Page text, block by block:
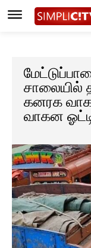
சாலையில்
கனரக
வாகன